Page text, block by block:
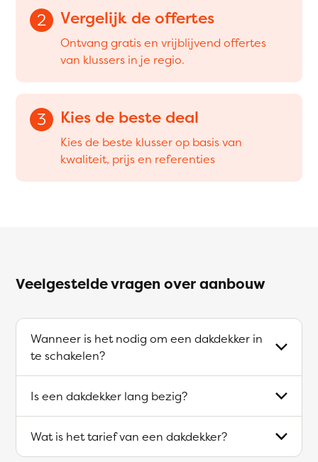
2 Vergelijk de offertes
Ontvang gratis en vrijblijvend offertes
van klussers in je regio.
3 Kies de beste deal
Kies de beste klusser op basis van
kwaliteit, prijs en referenties
Veelgestelde vragen over aanbouw
Wanneer is het nodig om een dakdekker in
te schakelen?
Is een dakdekker lang bezig?
Wat is het tarief van een dakdekker?